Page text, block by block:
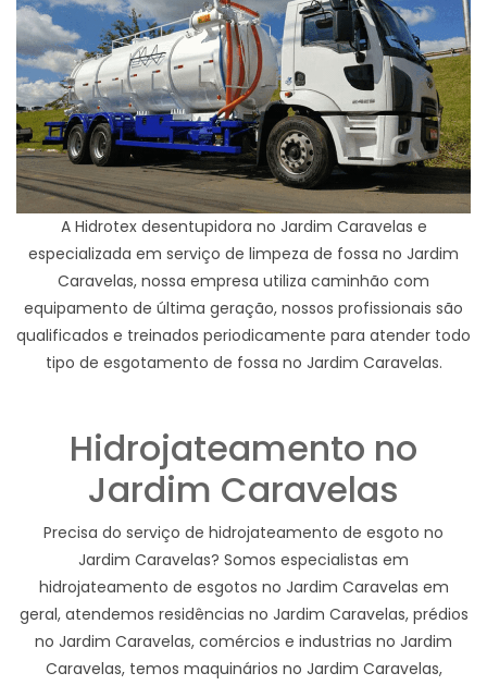
A Hidrotex desentupidora no Jardim Caravelas e
especializada em serviço de limpeza de fossa no Jardim
Caravelas, nossa empresa utiliza caminhão com
equipamento de última geração, nossos profissionais são
qualificados e treinados periodicamente para atender todo
tipo de esgotamento de fossa no Jardim Caravelas.
Hidrojateamento no
Jardim Caravelas
Precisa do serviço de hidrojateamento de esgoto no
Jardim Caravelas? Somos especialistas em
hidrojateamento de esgotos no Jardim Caravelas em
geral, atendemos residências no Jardim Caravelas, prédios
no Jardim Caravelas, comércios e industrias no Jardim
Caravelas, temos maquinários no Jardim Caravelas,